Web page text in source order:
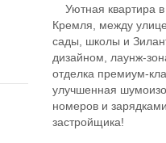
Уютная квартира в
Кремля, между
сады, школы и
дизайном, лаунж-
отделка премиум-
улучшенная
номеров и
застройщика!